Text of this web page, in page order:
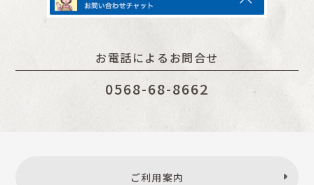
お電話によるお問合せ
0568-68-8662
ご利用案内